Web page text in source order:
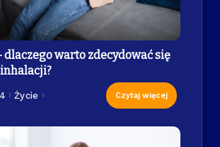
dlaczego warto zdecydować się
Życie Czytaj więcej